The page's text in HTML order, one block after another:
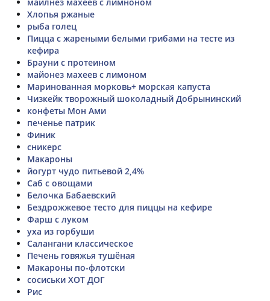
Хлопья ржаные
рыба голец
Пицца с жареными белыми грибами на тесте из
кефира
Брауни с протеином
майонез махеев с лимоном
Маринованная морковь+ морская капуста
Чизкейк творожный шоколадный Добрынинский
конфеты Мон Ами
печенье патрик
Финик
сникерс
Макароны
йогурт чудо питьевой 2,4%
Саб с овощами
Белочка Бабаевский
Бездрожжевое тесто для пиццы на кефире
Фарш с луком
уха из горбуши
Салангани классическое
Печень говяжья тушёная
Макароны по-флотски
сосиськи ХОТ ДОГ
Рис